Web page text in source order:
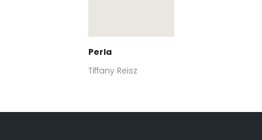
Perla
Tiffany Reisz